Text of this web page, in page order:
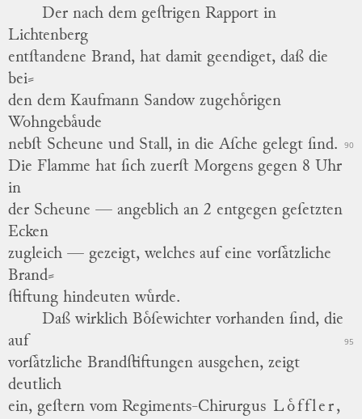
Der nach dem geſtrigen Rapport in
Lichtenberg
entſtandene Brand, hat damit geendiget, daß die
bei⸗
den dem Kaufmann Sandow zugehoͤrigen
Wohngebaͤude
nebſt Scheune und Stall, in die Aſche gelegt ſind.
90
Die Flamme hat ſich zuerſt Morgens gegen 8 Uhr
in
der Scheune — angeblich an 2 entgegen geſetzten
Ecken
zugleich — gezeigt, welches auf eine vorſaͤtzliche
Brand⸗
ſtiftung hindeuten wuͤrde.
Daß wirklich Boͤſewichter vorhanden ſind, die
auf
95
vorſaͤtzliche Brandſtiftungen ausgehen, zeigt
deutlich
ein, geſtern vom Regiments-Chirurgus Loͤffler,